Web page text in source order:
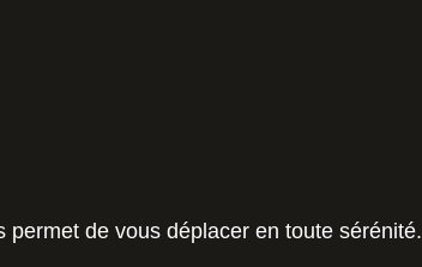
de vous déplacer en toute sérénité.